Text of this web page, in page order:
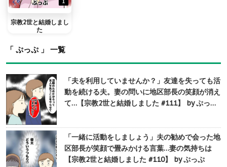
宗教2世と結婚しまし
た
「 ぷっぷ 」 一覧
「夫を利用していませんか？」友達を失っても活
動を続ける夫。妻の問いに地区部長の笑顔が消え
て…【宗教2世と結婚しました #111】 by ぷっ…
「一緒に活動をしましょう」夫の勧めで会った地
区部長が笑顔で畳みかける言葉…妻の気持ちは
【宗教2世と結婚しました #110】 by ぷっぷ